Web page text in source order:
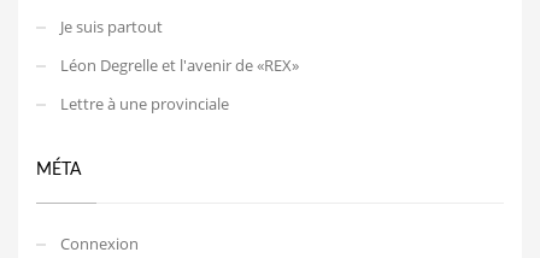
Je suis partout
Léon Degrelle et l'avenir de «REX»
Lettre à une provinciale
MÉTA
Connexion